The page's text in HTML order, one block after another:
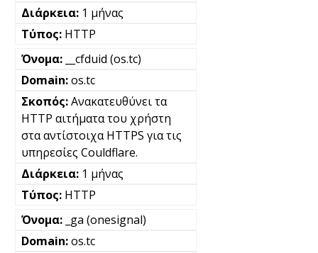
1 μήνας
HTTP
__cfduid (os.tc)
os.tc
Ανακατευθύνει τα
HTTP αιτήματα του χρήστη
στα αντίστοιχα HTTPS για τις
υπηρεσίες Couldflare.
1 μήνας
HTTP
_ga (onesignal)
os.tc